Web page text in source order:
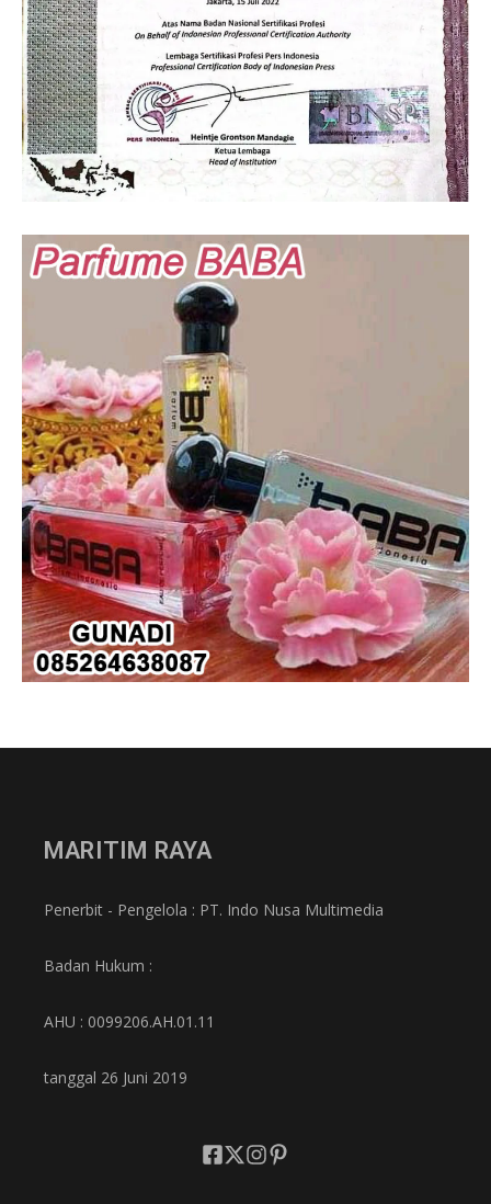
MARITIM RAYA
Penerbit - Pengelola : PT. Indo Nusa Multimedia
Badan Hukum :
AHU : 0099206.AH.01.11
tanggal 26 Juni 2019